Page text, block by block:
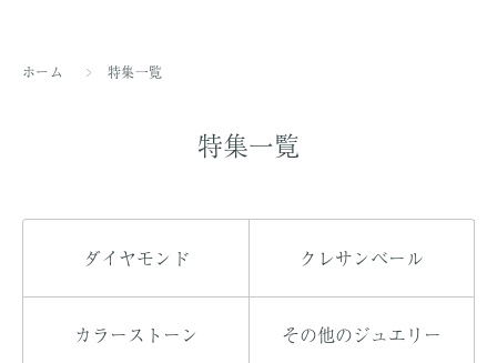
ホーム 特集一覧
特集一覧
ダイヤモンド クレサンベール
カラーストーン その他のジュエリー